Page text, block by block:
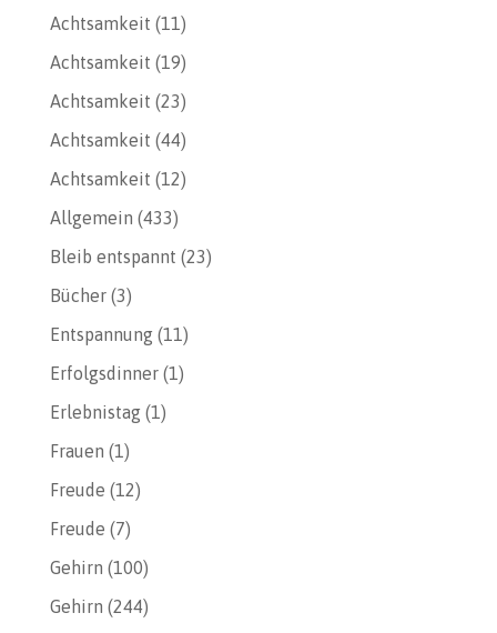
Achtsamkeit (11)
Achtsamkeit (19)
Achtsamkeit (23)
Achtsamkeit (44)
Achtsamkeit (12)
Allgemein (433)
Bleib entspannt (23)
Bücher(3)
Entspannung(11)
Erfolgsdinner(1)
Erlebnistag(1)
Frauen (1)
Freude (12)
Freude (7)
Gehirn (100)
Gehirn (244)